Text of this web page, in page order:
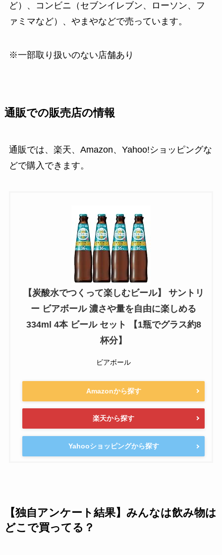
ど）、コンビニ（セブンイレブン、ローソン、フ
ァミマなど）、やまやなどで売っています。
※一部取り扱いのない店舗あり
通販での販売店の情報
通販では、楽天、Amazon、Yahoo!ショッピングな
どで購入できます。
【炭酸水でつくって楽しむビール】 サントリ
ー ビアボール 濃さや量を自由に楽しめる
334ml 4本 ビール セット 【1瓶でグラス約8
杯分】
ビアボール
Amazonから探す
楽天から探す
Yahooショッピングから探す
【独自アンケート結果】みんなは飲み物は
どこで買ってる？